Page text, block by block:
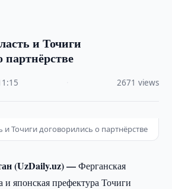
и Точиги
партнёрстве
2671 views
и Точиги договорились о партнёрстве
(UzDaily.uz) —Ферганская
и японская префектура Точиги